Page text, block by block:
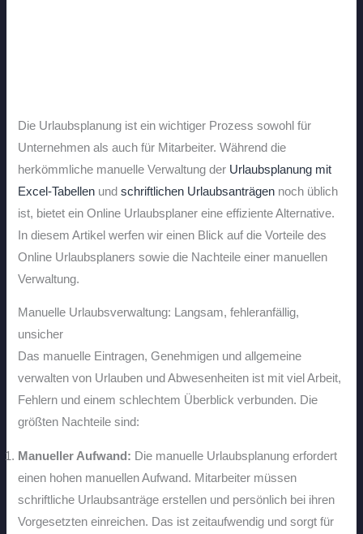
Die Urlaubsplanung ist ein wichtiger Prozess sowohl für
Unternehmen als auch für Mitarbeiter. Während die
herkömmliche manuelle Verwaltung der Urlaubsplanung mit
Excel-Tabellen undschriftlichen Urlaubsanträgen noch üblich
ist, bietet ein Online Urlaubsplaner eine effiziente Alternative.
In diesem Artikel werfen wir einen Blick auf die Vorteile des
Online Urlaubsplaners sowie die Nachteile einer manuellen
Verwaltung.
Manuelle Urlaubsverwaltung: Langsam, fehleranfällig,
unsicher
Das manuelle Eintragen, Genehmigen und allgemeine
verwalten von Urlauben und Abwesenheiten ist mit viel Arbeit,
Fehlern und einem schlechtem Überblick verbunden. Die
größten Nachteile sind:
Manueller Aufwand: Die manuelle Urlaubsplanung erfordert
einen hohen manuellen Aufwand. Mitarbeiter müssen
schriftliche Urlaubsanträge erstellen und persönlich bei ihren
Vorgesetzten einreichen. Das ist zeitaufwendig und sorgt für